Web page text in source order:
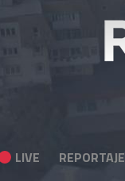
LIVE REPORTAJE